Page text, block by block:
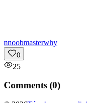
nnoobmasterwhy
0
25
Comments (0)